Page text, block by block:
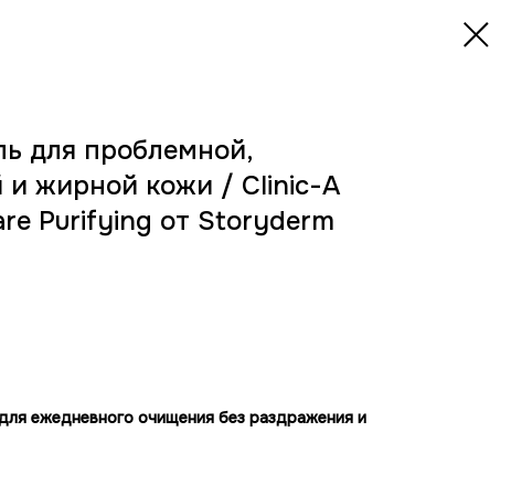
для проблемной,
и жирной кожи / Clinic-A
Purifying от Storyderm
ежедневного очищения без раздражения и